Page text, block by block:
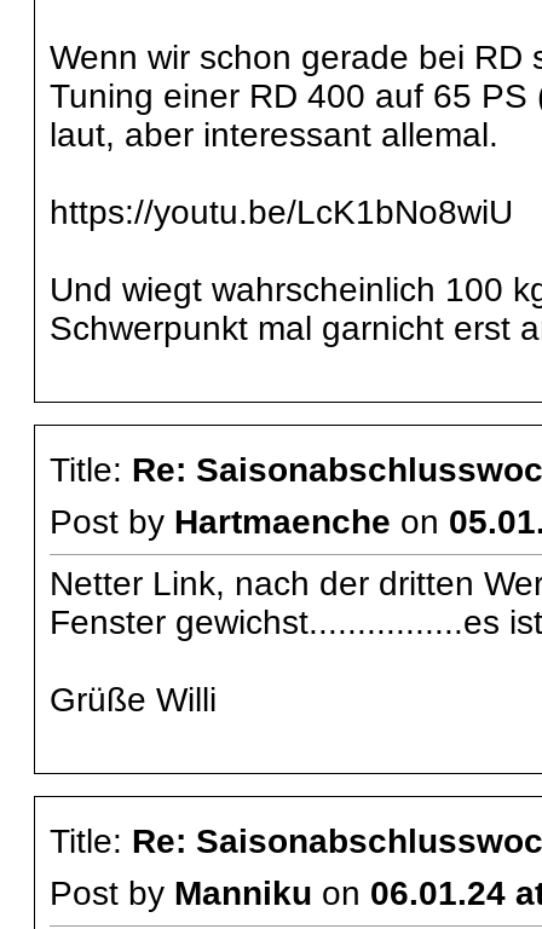
Wenn wir schon gerade bei RD
Tuning einer RD 400 auf 65
laut, aber interessant allemal.
https://youtu.be/LcK1bNo8wiU
Und wiegt wahrscheinlich 100
Schwerpunkt mal garnicht erst
Title: Re:
Post by Hartmaenche on
Netter Link, nach der dritten
Fenster gewichst................es
Grüße Willi
Title: Re:
Post by Manniku on 06.01.24